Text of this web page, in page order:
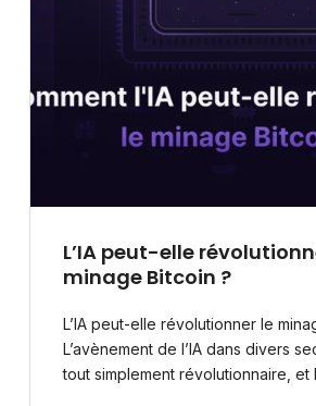
L’IA peut-elle
minage Bitcoin ?
L’IA peut-elle révolutionner le
L’avènement de l’IA dans divers
tout simplement révolutionnaire, et